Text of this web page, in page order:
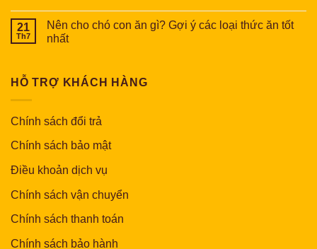
21
Th7
Nên cho chó con ăn gì? Gợi ý các loại thức ăn tốt
nhất
HỖ TRỢ KHÁCH HÀNG
Chính sách đổi trả
Chính sách bảo mật
Điều khoản dịch vụ
Chính sách vận chuyển
Chính sách thanh toán
Chính sách bảo hành